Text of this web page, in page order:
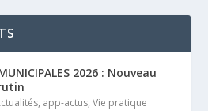
2026 : Nouveau
, app-actus,Vie pratique